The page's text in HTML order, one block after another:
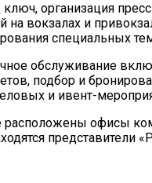
организация
на вокзалах и
специальных
обслуживание
подбор и
и ивент-
офисы
представители